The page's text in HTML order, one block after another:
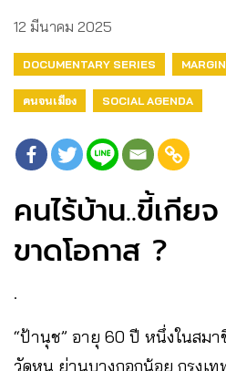
12 มีนาคม 2025
DOCUMENTARY SERIES
คนจนเมือง SOCIAL AGENDA
คนไร้บ้าน..ขี้เกีย
ขาดโอกาส ?
.
“ป้านุช” อายุ 60 ปี หนึ่งในสม
วัดหนู ย่านบางกอกน้อย กรุงเ